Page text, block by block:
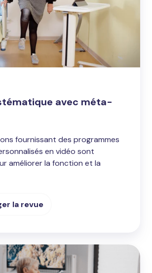
avec méta-
fournissant des programmes
en vidéo sont
améliorer la fonction et la
la revue